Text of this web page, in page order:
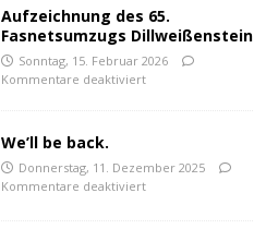
Aufzeichnung des 65.
Fasnetsumzugs Dillweißenstein
Sonntag, 15. Februar 2026
Kommentare deaktiviert
We’ll be back.
Donnerstag, 11. Dezember 2025
Kommentare deaktiviert